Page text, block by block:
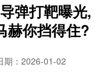
弹打靶曝光,
赫你挡得住?
期：2026-01-02